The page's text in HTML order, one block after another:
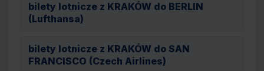
bilety lotnicze z KRAKÓW do BERLIN
(Lufthansa)
bilety lotnicze z KRAKÓW do SAN
FRANCISCO (Czech Airlines)